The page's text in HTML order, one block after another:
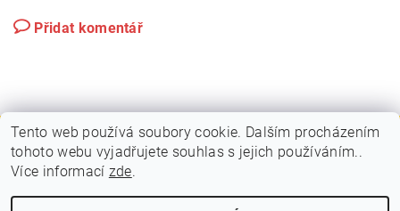
Přidat komentář
PLAKÁTOVÉ RÁMY A KLAPRÁMY | VITRÍNY A NÁSTĚNKY |
STOJANY A POUTAČE
Tento web používá soubory cookie. Dalším procházením
tohoto webu vyjadřujete souhlas s jejich používáním..
Více informací zde.